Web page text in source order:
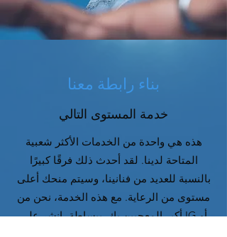
بناء رابطة معنا
خدمة المستوى التالي
هذه هي واحدة من الخدمات الأكثر شعبية
المتاحة لدينا. لقد أحدث ذلك فرقًا كبيرًا
بالنسبة للعديد من فنانينا، وسيتم منحك أعلى
مستوى من الرعاية. مع هذه الخدمة، نحن من
أكبر المعجبين بك. ببساطة، انشر على IG أو